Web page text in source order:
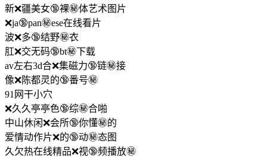
新❌疆美女🔞裸㊙️体艺术图片
❌ja🔞pan㊙️ese在线看片
波❌多🔞结野㊙️衣
肛❌交无码🔞bt㊙️下载
av左右3d合❌集磁力🔞链㊙️接
像❌陈都灵的🔞番号㊙️
91网干小穴
❌久久亭亭色🔞综㊙️合啪
中山休闲❌会所🔞你懂㊙️的
爱情动作片❌的🔞动㊙️态图
久欠热在线精品❌视🔞频播放㊙️